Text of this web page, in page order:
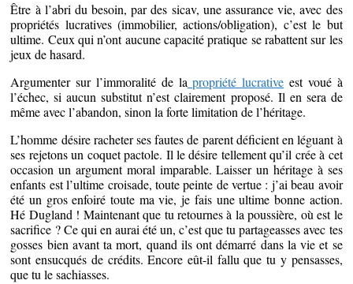
Être à l’abri du besoin, par des sicav, une assurance vie, avec des
propriétés lucratives (immobilier, actions/obligation), c’est le but
ultime. Ceux qui n’ont aucune capacité pratique se rabattent sur les
jeux de hasard.
Argumenter sur l’immoralité de lapropriété lucrative est voué à
l’échec, si aucun substitut n’est clairement proposé. Il en sera de
même avec l’abandon, sinon la forte limitation de l’héritage.
L’homme désire racheter ses fautes de parent déficient en léguant à
ses rejetons un coquet pactole. Il le désire tellement qu’il crée à cet
occasion un argument moral imparable. Laisser un héritage à ses
enfants est l’ultime croisade, toute peinte de vertue : j’ai beau avoir
été un gros enfoiré toute ma vie, je fais une ultime bonne action.
Hé Dugland ! Maintenant que tu retournes à la poussière, où est le
sacrifice ? Ce qui en aurai été un, c’est que tu partageasses avec tes
gosses bien avant ta mort, quand ils ont démarré dans la vie et se
sont ensucqués de crédits. Encore eût-il fallu que tu y pensasses,
que tu le sachiasses.